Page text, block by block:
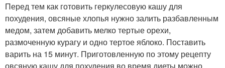
Перед тем как готовить геркулесовую кашу для
похудения, овсяные хлопья нужно залить разбавленным
медом, затем добавить мелко тертые орехи,
размоченную курагу и одно тертое яблоко. Поставить
варить на 15 минут. Приготовленную по этому рецепту